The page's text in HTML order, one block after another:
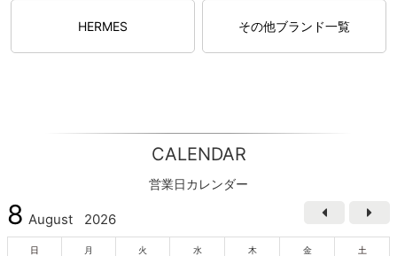
HERMES その他ブランド一覧
CALENDAR
営業日カレンダー
8 August 2026
日 月 火 水 木 金 土